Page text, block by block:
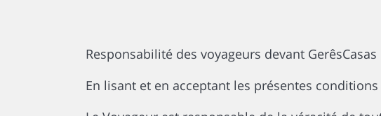
Responsabilité des voyageurs devant GerêsCasas
En lisant et en acceptant les présentes